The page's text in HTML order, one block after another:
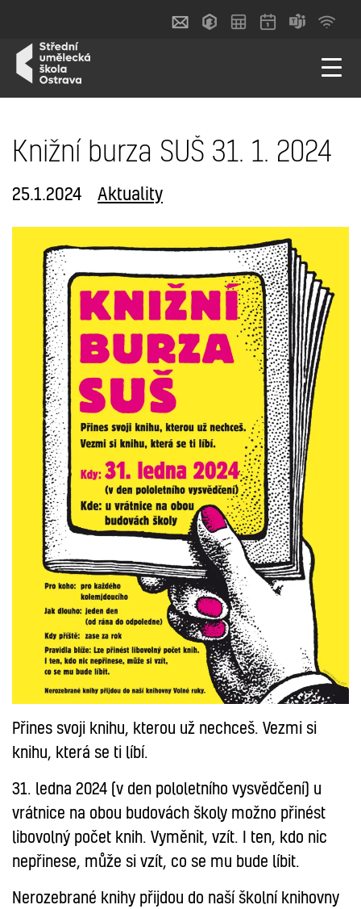
Knižní burza SUŠ 31. 1. 2024
25.1.2024 Aktuality
Přines svoji knihu, kterou už nechceš. Vezmi si
knihu, která se ti líbí.
31. ledna 2024 (v den pololetního vysvědčení) u
vrátnice na obou budovách školy možno přinést
libovolný počet knih. Vyměnit, vzít. I ten, kdo nic
nepřinese, může si vzít, co se mu bude líbit.
Nerozebrané knihy přijdou do naší školní knihovny